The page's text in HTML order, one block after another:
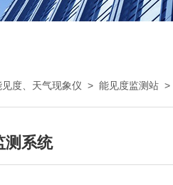
见度、天气现象仪 > 能见度监测站 >
测系统